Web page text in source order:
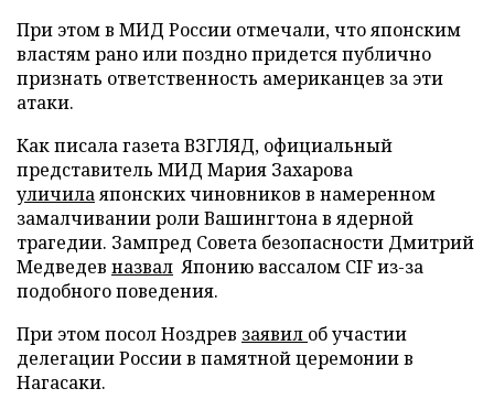
При этом в МИД России отмечали, что японским
властям рано или поздно придется публично
признать ответственность американцев за эти
атаки.
Как писала газета ВЗГЛЯД, официальный
представитель МИД Мария Захарова
уличилаяпонских чиновников в намеренном
замалчивании роли Вашингтона в ядерной
трагедии. Зампред Совета безопасности Дмитрий
Медведев назвал Японию вассалом CIF из-за
подобного поведения.
При этом посол Ноздрев заявил об участии
делегации России в памятной церемонии в
Нагасаки.